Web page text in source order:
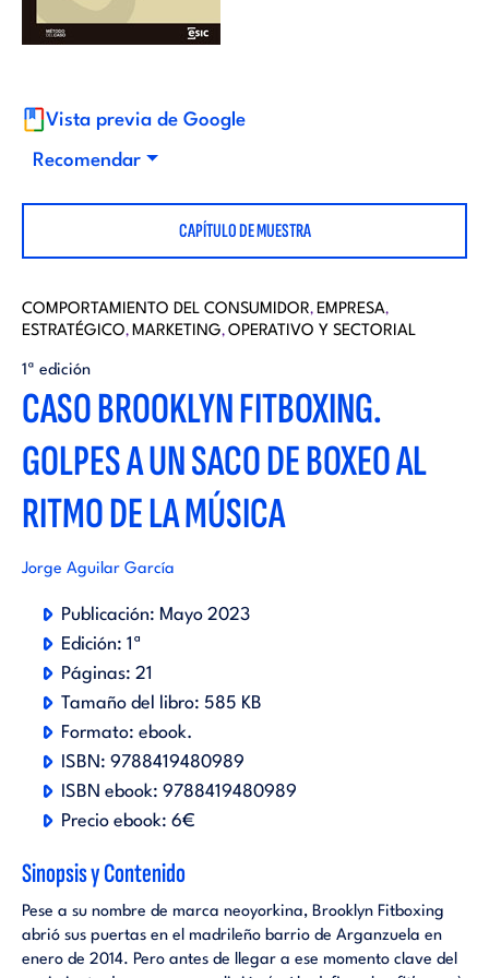
d
r
i
a
l
o
r
a
Vista previa de Google
Recomendar
CAPÍTULO DE MUESTRA
COMPORTAMIENTO DEL CONSUMIDOR, EMPRESA,
ESTRATÉGICO, MARKETING, OPERATIVO Y SECTORIAL
1ª edición
CASO BROOKLYN FITBOXING.
GOLPES A UN SACO DE BOXEO AL
RITMO DE LA MÚSICA
Jorge Aguilar García
Publicación: Mayo 2023
Edición: 1ª
Páginas: 21
Tamaño del libro: 585 KB
Formato: ebook.
ISBN: 9788419480989
ISBN ebook: 9788419480989
Precio ebook: 6€
Sinopsis y Contenido
Pese a su nombre de marca neoyorkina, Brooklyn Fitboxing
abrió sus puertas en el madrileño barrio de Arganzuela en
enero de 2014. Pero antes de llegar a ese momento clave del